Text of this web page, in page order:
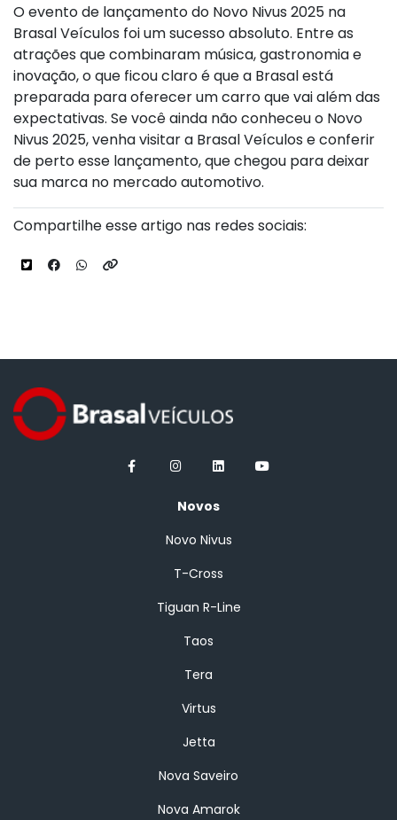
O evento de lançamento do Novo Nivus 2025 na
Brasal Veículos foi um sucesso absoluto. Entre as
atrações que combinaram música, gastronomia e
inovação, o que ficou claro é que a Brasal está
preparada para oferecer um carro que vai além das
expectativas. Se você ainda não conheceu o Novo
Nivus 2025, venha visitar a Brasal Veículos e conferir
de perto esse lançamento, que chegou para deixar
sua marca no mercado automotivo.
Compartilhe esse artigo nas redes sociais:
Novos
Novo Nivus
T-Cross
Tiguan R-Line
Taos
Tera
Virtus
Jetta
Nova Saveiro
Nova Amarok